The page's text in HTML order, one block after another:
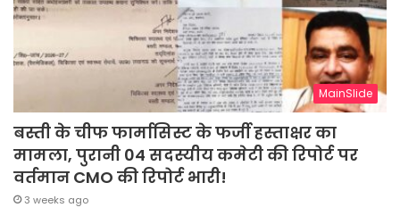
MainSlide
बस्ती के चीफ फार्मासिस्ट के फर्जी हस्ताक्षर का
मामला, पुरानी 04 सदस्यीय कमेटी की रिपोर्ट पर
वर्तमान CMO की रिपोर्ट भारी!
3 weeks ago